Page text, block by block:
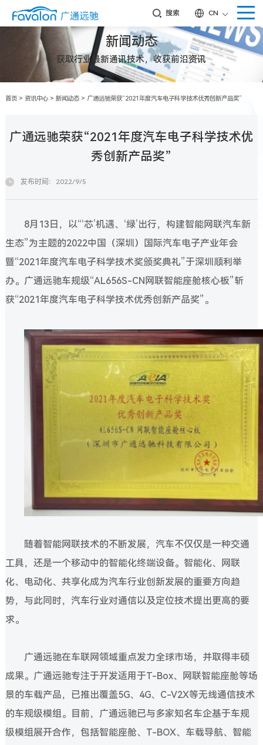
搜索 CN
新闻动态
获取行业最新通讯技术，收获前沿资讯
首页> 资讯中心> 新闻动态> 广通远驰荣获“2021年度汽车电子科学技术优秀创新产品奖”
广通远驰荣获“2021年度汽车电子科学技术优
秀创新产品奖”
发布时间：2022/9/5
8月13日，以“‘芯’机遇、‘绿’出行，构建智能网联汽车新
生态”为主题的2022中国（深圳）国际汽车电子产业年会
暨“2021年度汽车电子科学技术奖颁奖典礼”于深圳顺利举
办。广通远驰车规级“AL656S-CN网联智能座舱核心板”斩
获“2021年度汽车电子科学技术优秀创新产品奖”。
随着智能网联技术的不断发展，汽车不仅仅是一种交通
工具，还是一个移动中的智能化终端设备。智能化、网联
化、电动化、共享化成为汽车行业创新发展的重要方向趋
势，与此同时，汽车行业对通信以及定位技术提出更高的要
求。
广通远驰在车联网领域重点发力全球市场，并取得丰硕
成果。广通远驰专注于开发适用于T-Box、网联智能座舱等场
景的车载产品，已推出覆盖5G、4G、C-V2X等无线通信技术
的车规级模组。目前，广通远驰已与多家知名车企基于车规
级模组展开合作，包括智能座舱、T-BOX、车载导航、智能